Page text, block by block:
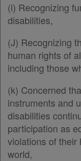
Παρ.4
Παρ.5
Άρθρο 31
Παρ.1
Παρ.2
Παρ.3
Άρθρο 32
Παρ.1
Παρ.2
Άρθρο 33
Παρ.1
(i) Recognizing
disabilities,
(J) Recognizing
human rights of
including those
(k) Concerned
instruments and
disabilities
participation as
violations of their
world,